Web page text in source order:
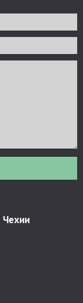
Чехии